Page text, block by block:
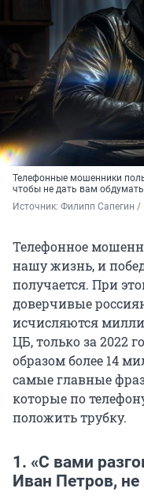
Телефонные мошенники
чтобы не дать вам
Источник: Филипп Сапегин /
Телефонное
нашу жизнь, и
получается. При
доверчивые
исчисляются
ЦБ, только за 2022
образом более 14
самые главные
которые по
положить трубку.
1. «С вами
Иван Петров, не